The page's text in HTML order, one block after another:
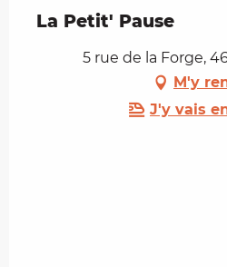
La Petit' Pause
5 rue de la Forge,
M'y
J'y vais